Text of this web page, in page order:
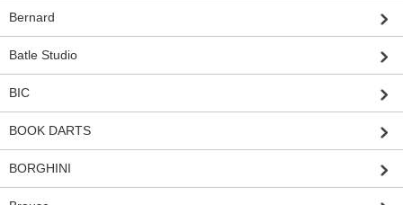
Bernard
Batle Studio
BIC
BOOK DARTS
BORGHINI